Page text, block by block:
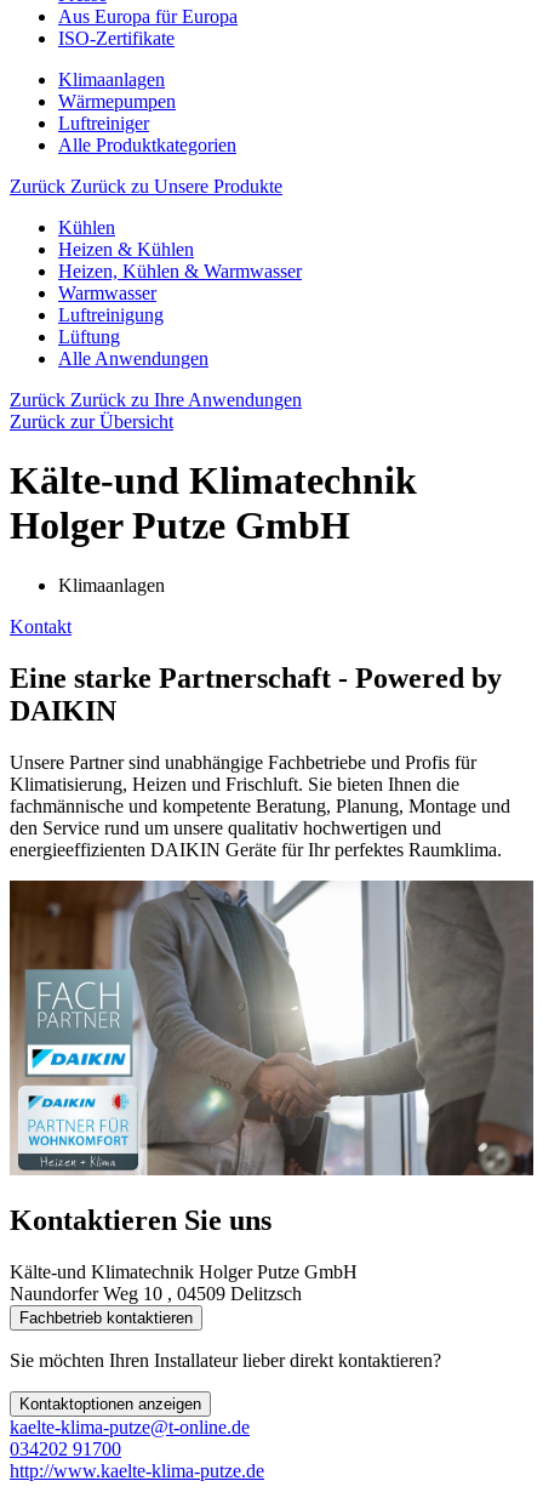
Aus Europa für Europa
ISO-Zertifikate
Klimaanlagen
Wärmepumpen
Luftreiniger
Alle Produktkategorien
Zurück Zurück zu Unsere Produkte
Kühlen
Heizen & Kühlen
Heizen, Kühlen & Warmwasser
Warmwasser
Luftreinigung
Lüftung
Alle Anwendungen
Zurück Zurück zu Ihre Anwendungen
Zurück zur Übersicht
Kälte-und Klimatechnik
Holger Putze GmbH
Klimaanlagen
Kontakt
Eine starke Partnerschaft - Powered by
DAIKIN
Unsere Partner sind unabhängige Fachbetriebe und Profis für
Klimatisierung, Heizen und Frischluft. Sie bieten Ihnen die
fachmännische und kompetente Beratung, Planung, Montage und
den Service rund um unsere qualitativ hochwertigen und
energieeffizienten DAIKIN Geräte für Ihr perfektes Raumklima.
Kontaktieren Sie uns
Kälte-und Klimatechnik Holger Putze GmbH
Naundorfer Weg 10 , 04509 Delitzsch
Fachbetrieb kontaktieren
Sie möchten Ihren Installateur lieber direkt kontaktieren?
Kontaktoptionen anzeigen
kaelte-klima-putze@t-online.de
034202 91700
http://www.kaelte-klima-putze.de